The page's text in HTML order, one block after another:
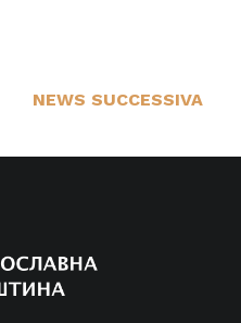
NEWS SUCCESSIVA